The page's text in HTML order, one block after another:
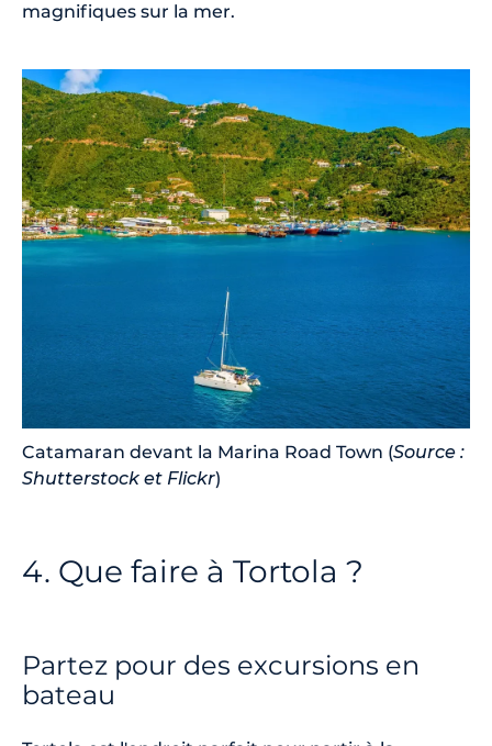
magnifiques sur la mer.
Catamaran devant la Marina Road Town (Source :
Shutterstock et Flickr)
4. Que faire à Tortola ?
Partez pour des excursions en
bateau